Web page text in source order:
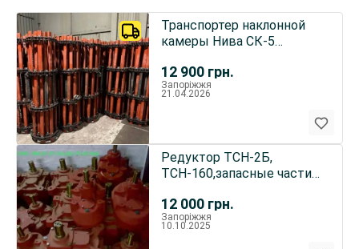
12 900 грн.
Транспортер наклонной
камеры Нива СК-5
Запоріжжя
21.04.2026
12 000 грн.
Редуктор ТСН-2Б,
ТСН-160,запасные части
Запоріжжя
10.10.2025